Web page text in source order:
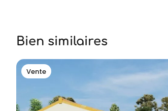
Bien similaires
Vente